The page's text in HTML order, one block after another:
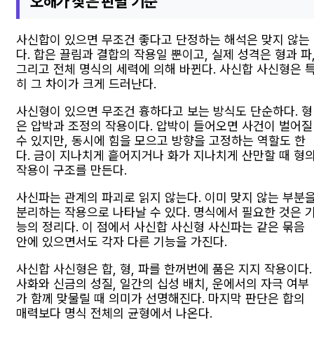
사신합이 있으면 무조건 좋다고 단정하는 해석은 맞지 않는
다. 합은 끌림과 결합의 작용일 뿐이고, 실제 성격은 형과
그리고 전체 명식의 세력에 의해 바뀐다. 사신합 사신형은
히 그 차이가 크게 드러난다.
사신형이 있으면 무조건 흉하다고 보는 방식도 단순하다. 형
은 압박과 조정의 작용이다. 압박이 들어오면 사건이 벌어질
수 있지만, 동시에 힘을 모으고 방향을 고정하는 역할도 한
다. 금이 지나치게 흩어지거나 화가 지나치게 산만할 때 형
작용이 구조를 만든다.
사신파는 관계의 파괴로 읽지 않는다. 이미 맞지 않는 부분
분리하는 작용으로 나타날 수 있다. 명식에서 필요한 것은
능의 정리다. 이 점에서 사신합 사신형 사신파는 같은 묶음
안에 있으면서도 각자 다른 기능을 가진다.
사신합 사신형은 합, 형, 파를 한꺼번에 품은 지지 작용이다.
사화와 신금의 성질, 일간의 십성 배치, 운에서의 자극 여부
가 함께 맞물릴 때 의미가 선명해진다. 마지막 판단은 합의
매력보다 명식 전체의 균형에서 나온다.